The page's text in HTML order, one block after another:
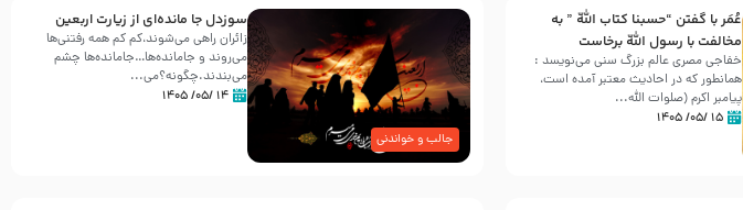
عُمَر با گفتن “حسبنا كتاب اللّه ” به
مخالفت با رسول اللّه برخاست
خفاجی مصری عالم بزرگ سنی می‌نویسد :
همانطور که در احادیث معتبر آمده است،
پیامبر اکرم (صلوات اللّه...
۱۵ /۰۵/ ۱۴۰۵
جالب و خواندنی
سوزدل جا مانده‌ای از زیارت اربعین
زائران راهی می‌شوند،کم‌ کم همه رفتنی‌ها
می‌روند و جامانده‌ها…جامانده‌ها چشم
می‌بندند.چگونه؟می‌...
۱۴ /۰۵/ ۱۴۰۵